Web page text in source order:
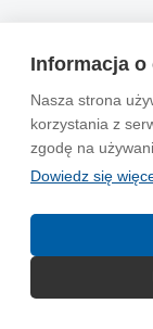
Informacja o
Nasza strona
korzystania z
zgodę na
Dowiedz się